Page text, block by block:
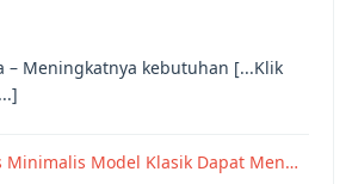
– Meningkatnya kebutuhan [...Klik
Minimalis Model Klasik Dapat Men…